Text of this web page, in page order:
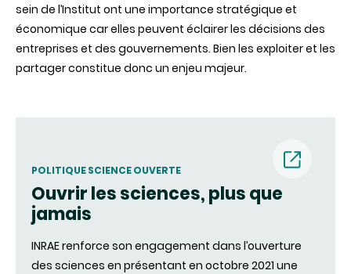
sein de l’Institut ont une importance stratégique et
économique car elles peuvent éclairer les décisions des
entreprises et des gouvernements. Bien les exploiter et les
partager constitue donc un enjeu majeur.
POLITIQUE SCIENCE OUVERTE
Ouvrir les sciences, plus que
jamais
fenêtre)
INRAE renforce son engagement dans l’ouverture
des sciences en présentant en octobre 2021 une